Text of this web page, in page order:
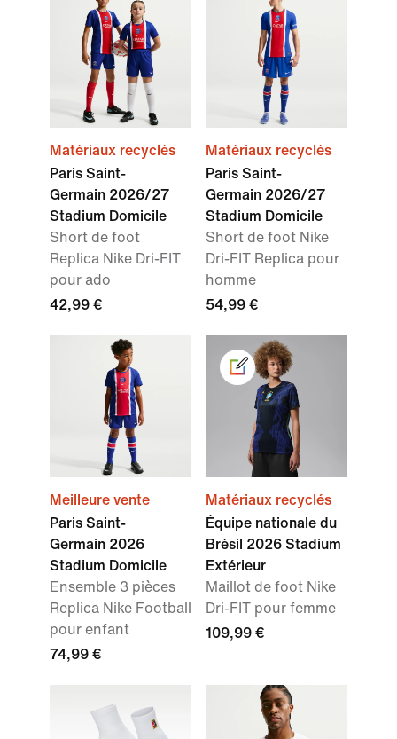
Matériaux recyclés
Paris Saint-
Germain 2026/27
Stadium Domicile
Short de foot
Replica Nike Dri-FIT
pour ado
42,99 €
Matériaux recyclés
Paris Saint-
Germain 2026/27
Stadium Domicile
Short de foot Nike
Dri-FIT Replica pour
homme
54,99 €
Meilleure vente
Paris Saint-
Germain 2026
Stadium Domicile
Ensemble 3 pièces
Replica Nike Football
pour enfant
74,99 €
Matériaux recyclés
Équipe nationale du
Brésil 2026 Stadium
Extérieur
Maillot de foot Nike
Dri-FIT pour femme
109,99 €